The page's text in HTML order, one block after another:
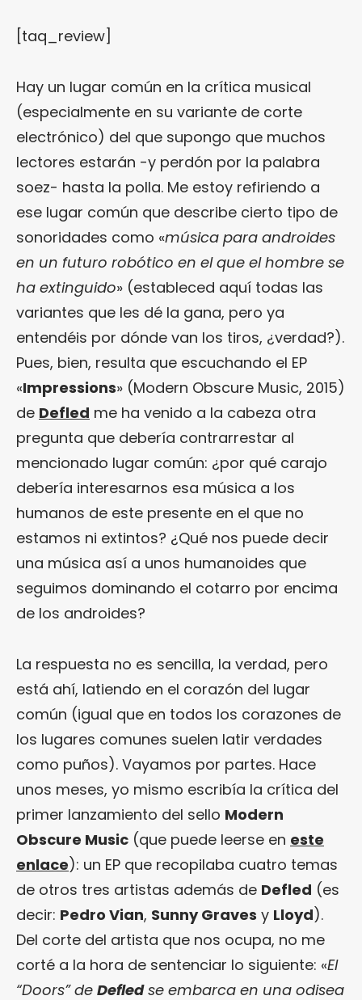
[taq_review]
Hay un lugar común en la crítica musical
(especialmente en su variante de corte
electrónico) del que supongo que muchos
lectores estarán -y perdón por la palabra
soez- hasta la polla. Me estoy refiriendo a
ese lugar común que describe cierto tipo de
sonoridades como «música para androides
en un futuro robótico en el que el hombre se
ha extinguido» (estableced aquí todas las
variantes que les dé la gana, pero ya
entendéis por dónde van los tiros, ¿verdad?).
Pues, bien, resulta que escuchando el EP
«Impressions» (Modern Obscure Music, 2015)
de Defled me ha venido a la cabeza otra
pregunta que debería contrarrestar al
mencionado lugar común: ¿por qué carajo
debería interesarnos esa música a los
humanos de este presente en el que no
estamos ni extintos? ¿Qué nos puede decir
una música así a unos humanoides que
seguimos dominando el cotarro por encima
de los androides?
La respuesta no es sencilla, la verdad, pero
está ahí, latiendo en el corazón del lugar
común (igual que en todos los corazones de
los lugares comunes suelen latir verdades
como puños). Vayamos por partes. Hace
unos meses, yo mismo escribía la crítica del
primer lanzamiento del sello Modern
Obscure Music (que puede leerse en este
enlace): un EP que recopilaba cuatro temas
de otros tres artistas además de Defled (es
decir: Pedro Vian, Sunny Graves y Lloyd).
Del corte del artista que nos ocupa, no me
corté a la hora de sentenciar lo siguiente: «El
“Doors” de Defledse embarca en una odisea